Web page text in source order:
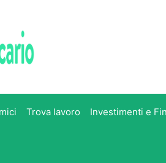
Trova lavoro Investimenti e